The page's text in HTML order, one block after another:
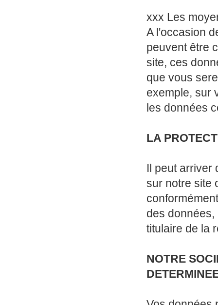
xxx Les
A l'occasion
peuvent être
site, ces
que vous
exemple, sur
les données
LA
Il peut arriver
sur notre site
des
titulaire de la
NOTRE